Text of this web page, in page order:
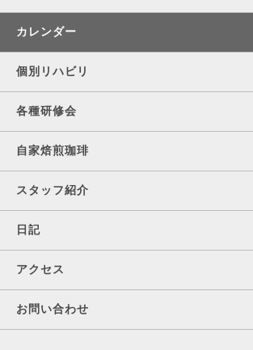
カレンダー
個別リハビリ
各種研修会
自家焙煎珈琲
スタッフ紹介
日記
アクセス
お問い合わせ